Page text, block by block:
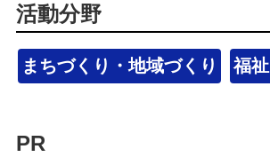
活動分野
まちづくり・地域づくり 福
PR